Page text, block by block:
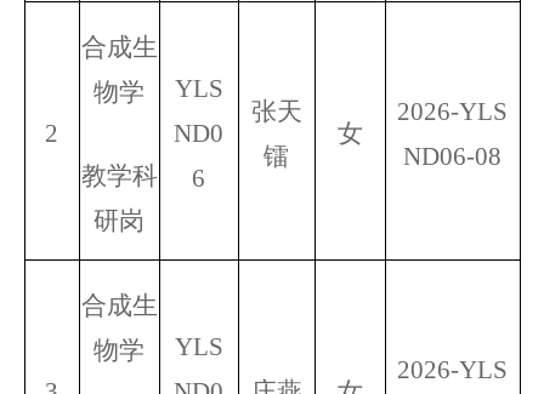
2
合成生
物学
教学科
研岗
YLS
ND0
6
张天
镭
女
2026-YLS
ND06-08
合成生
物学
YLS
2026-YLS